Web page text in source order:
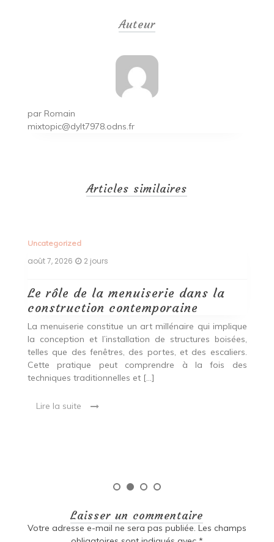
Auteur
par Romain
mixtopic@dylt7978.odns.fr
Articles similaires
Uncategorized
août 6, 2026 2 jours
Quels choix de matériaux,
d’agencements et de techniques
privilégier pour réussir une
rénovation esthétique, durable et
personnalisée
Rénovation de maison : l’alliance entre confort,
esthétique et performance énergétique Rénover une
essentiel de distinguer ce qui peut être conservé, ce
Laisser un commentaire
Votre adresse e-mail ne sera pas publiée. Les champs